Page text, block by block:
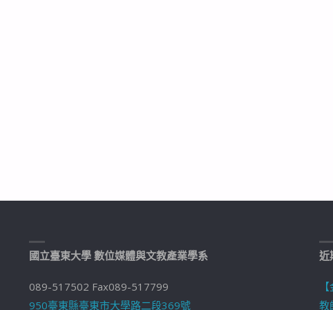
國立臺東大學 數位媒體與文教產業學系
089-517502 Fax089-517799
950臺東縣臺東市大學路二段369號
近
教